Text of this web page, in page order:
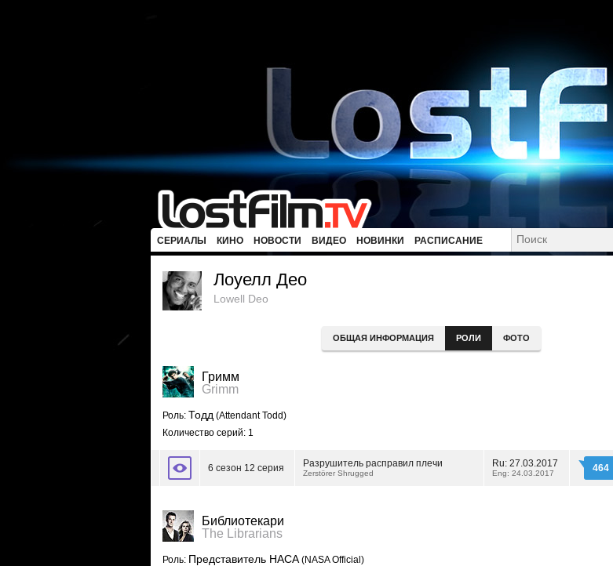
СЕРИАЛЫ КИНО НОВОСТИ ВИДЕО НОВИНКИ РАСПИСАНИЕ
Лоуелл Део
Lowell Deo
ОБЩАЯ ИНФОРМАЦИЯ РОЛИ ФОТО
Гримм
Grimm
Роль: Тодд (Attendant Todd)
Количество серий: 1
6 сезон 12 серия Разрушитель расправил плечи
Zerstörer Shrugged
Ru: 27.03.2017
Eng: 24.03.2017 464
Библиотекари
The Librarians
Роль: Представитель НАСА(NASA Official)